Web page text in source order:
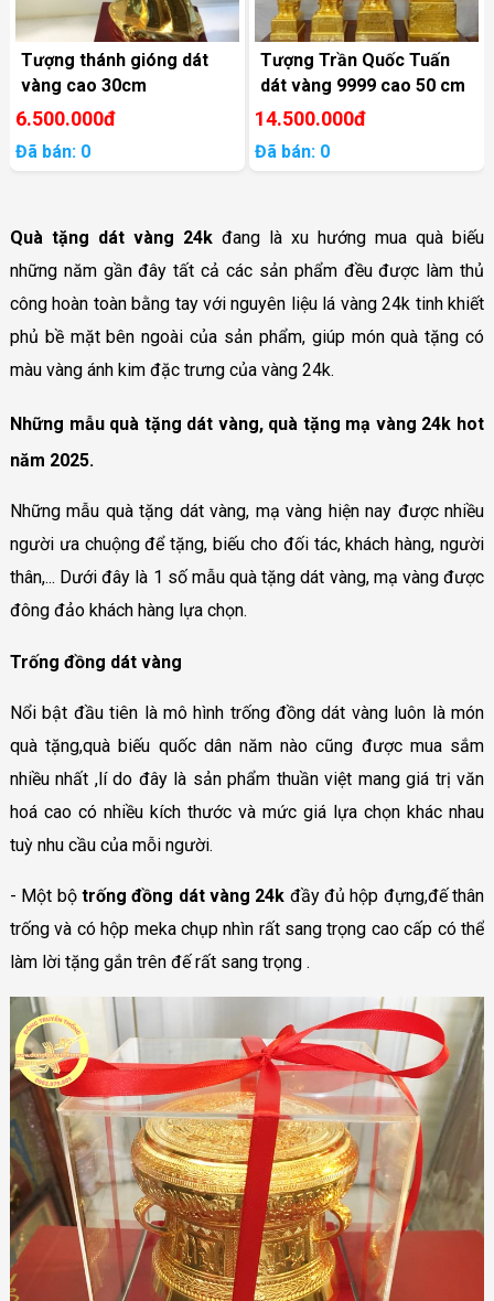
Tượng thánh gióng dát
vàng cao 30cm
6.500.000đ
Đã bán: 0
Tượng Trần Quốc Tuấn
dát vàng 9999 cao 50 cm
14.500.000đ
Đã bán: 0
Quà tặng dát vàng 24k đang là xu hướng mua quà biếu
những năm gần đây tất cả các sản phẩm đều được làm thủ
công hoàn toàn bằng tay với nguyên liệu lá vàng 24k tinh khiết
phủ bề mặt bên ngoài của sản phẩm, giúp món quà tặng có
màu vàng ánh kim đặc trưng của vàng 24k.
Những mẫu quà tặng dát vàng, quà tặng mạ vàng 24k hot
năm 2025.
Những mẫu quà tặng dát vàng, mạ vàng hiện nay được nhiều
người ưa chuộng để tặng, biếu cho đối tác, khách hàng, người
thân,... Dưới đây là 1 số mẫu quà tặng dát vàng, mạ vàng được
đông đảo khách hàng lựa chọn.
Trống đồng dát vàng
Nổi bật đầu tiên là mô hình trống đồng dát vàng luôn là món
quà tặng,quà biếu quốc dân năm nào cũng được mua sắm
nhiều nhất ,lí do đây là sản phẩm thuần việt mang giá trị văn
hoá cao có nhiều kích thước và mức giá lựa chọn khác nhau
tuỳ nhu cầu của mỗi người.
- Một bộ trống đồng dát vàng 24k đầy đủ hộp đựng,đế thân
trống và có hộp meka chụp nhìn rất sang trọng cao cấp có thể
làm lời tặng gắn trên đế rất sang trọng .